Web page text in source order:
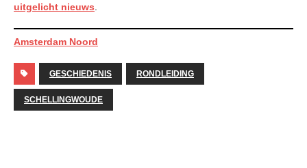
uitgelicht nieuws
Amsterdam Noord
GESCHIEDENIS RONDLEIDING
SCHELLINGWOUDE